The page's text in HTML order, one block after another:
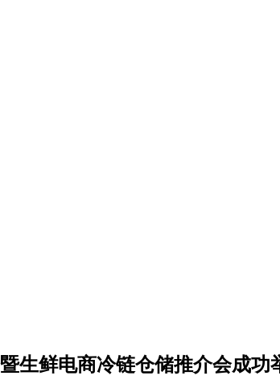
生鲜电商冷链仓储推介会成功